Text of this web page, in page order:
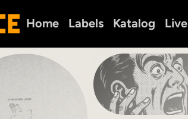
Home Labels Katalog Live